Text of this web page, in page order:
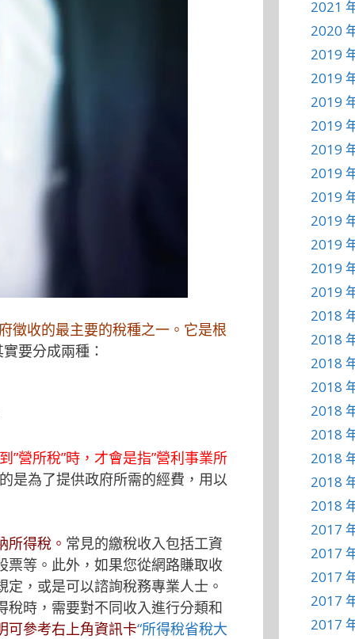
徵收的最主要的稅種之一。它是根
實要分成兩種：
”營所稅”時，才會是指”營利事業所
是為了提供政府所需的經費，用以
所得稅。 常見的繳稅收入包括工資
票等。此外，如果您從網路賺取收
，或是可以諮詢稅務專業人士。
稅時，需要對不同收入進行分類和
可參考右上角資訊卡“所得稅省稅大
2021
2020
2019
2019
2019
2019
2019
2019
2019
2019
2019
2019
2019
2018
2018
2018
2018
2018
2018
2018
2018
2018
2017
2017
2017
2017
2017